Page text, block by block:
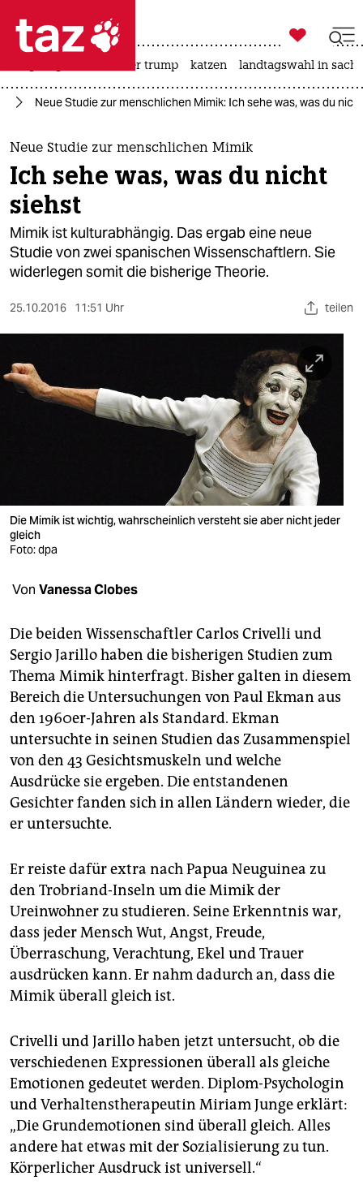
 taz zahl ich
taz zahl ich
themen
politik
öko
gesellschaft
sport
berlin
nord
verlag
veranstaltungen
unterstützen
abo
genossenschaft
epaper login

taz zahl ich
usa unter trump katzen landtagswahl in
Neue Studie zur menschlichen Mimik: Ich sehe was, was du
Neue Studie zur menschlichen Mimik
Ich sehe was, was du nicht
siehst
Mimik ist kulturabhängig. Das ergab eine neue
Studie von zwei spanischen Wissenschaftlern. Sie
widerlegen somit die bisherige Theorie.
25.10.2016 11:51 Uhr teilen
Die Mimik ist wichtig, wahrscheinlich versteht sie aber nicht jeder
gleich
Foto: dpa
Von Vanessa Clobes
Die beiden Wissenschaftler Carlos Crivelli und
Sergio Jarillo haben die bisherigen Studien zum
Thema Mimik hinterfragt. Bisher galten in diesem
Bereich die Untersuchungen von Paul Ekman aus
den 1960er-Jahren als Standard. Ekman
untersuchte in seinen Studien das Zusammenspiel
von den 43 Gesichtsmuskeln und welche
Ausdrücke sie ergeben. Die entstandenen
Gesichter fanden sich in allen Ländern wieder, die
er untersuchte.
Er reiste dafür extra nach Papua Neuguinea zu
den Trobriand-Inseln um die Mimik der
Ureinwohner zu studieren. Seine Erkenntnis war,
dass jeder Mensch Wut, Angst, Freude,
Überraschung, Verachtung, Ekel und Trauer
ausdrücken kann. Er nahm dadurch an, dass die
Mimik überall gleich ist.
Crivelli und Jarillo haben jetzt untersucht, ob die
verschiedenen Expressionen überall als gleiche
Emotionen gedeutet werden. Diplom-Psychologin
und Verhaltenstherapeutin Miriam Junge erklärt:
„Die Grundemotionen sind überall gleich. Alles
andere hat etwas mit der Sozialisierung zu tun.
Körperlicher Ausdruck ist universell.“